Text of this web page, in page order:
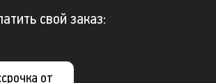
свой заказ:
от